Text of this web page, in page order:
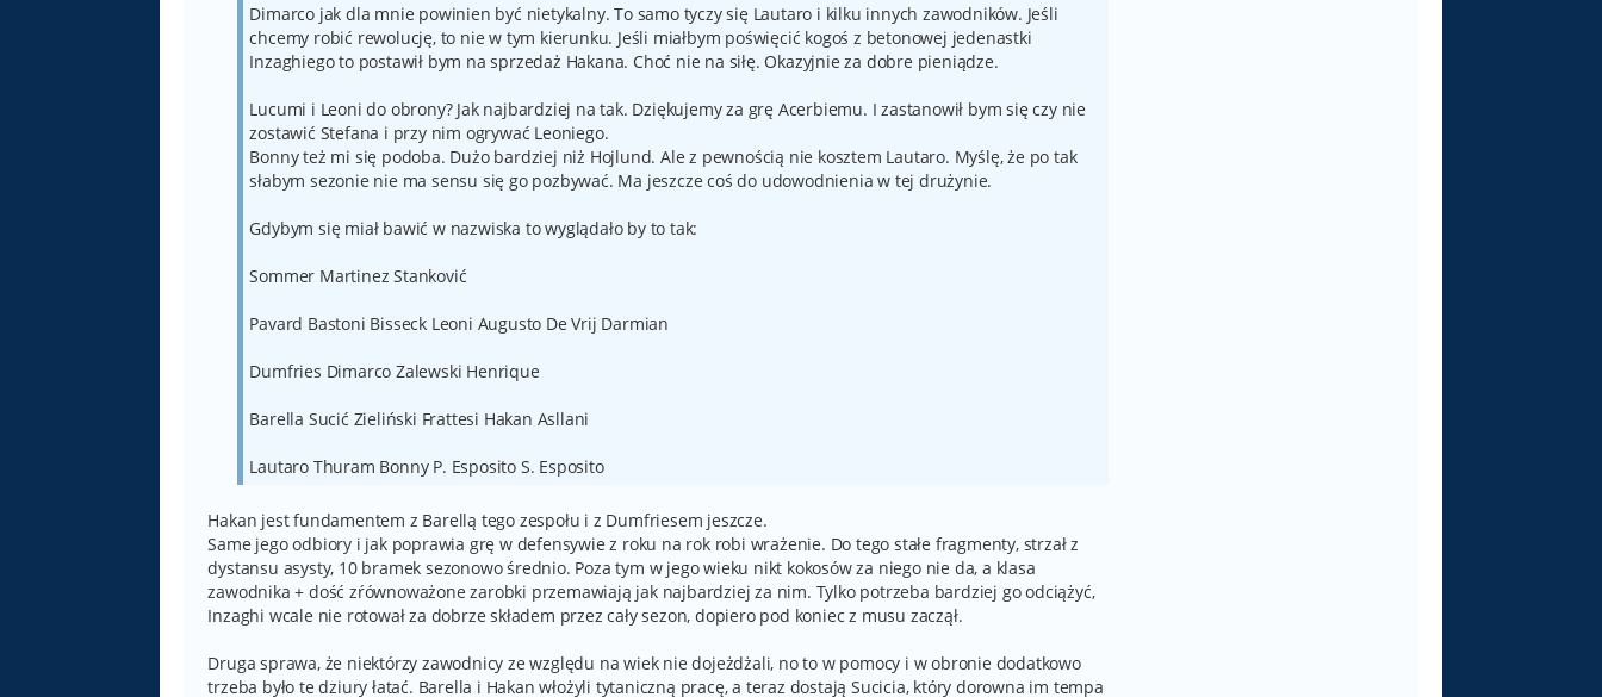
Dimarco jak dla mnie powinien być nietykalny. To samo tyczy się Lautaro i kilku innych zawodników. Jeśli
chcemy robić rewolucję, to nie w tym kierunku. Jeśli miałbym poświęcić kogoś z betonowej jedenastki
Inzaghiego to postawił bym na sprzedaż Hakana. Choć nie na siłę. Okazyjnie za dobre pieniądze.
Lucumi i Leoni do obrony? Jak najbardziej na tak. Dziękujemy za grę Acerbiemu. I zastanowił bym się czy nie
zostawić Stefana i przy nim ogrywać Leoniego.
Bonny też mi się podoba. Dużo bardziej niż Hojlund. Ale z pewnością nie kosztem Lautaro. Myślę, że po tak
słabym sezonie nie ma sensu się go pozbywać. Ma jeszcze coś do udowodnienia w tej drużynie.
Gdybym się miał bawić w nazwiska to wyglądało by to tak:
Sommer Martinez Stanković
Pavard Bastoni Bisseck Leoni Augusto De Vrij Darmian
Dumfries Dimarco Zalewski Henrique
Barella Sucić Zieliński Frattesi Hakan Asllani
Lautaro Thuram Bonny P. Esposito S. Esposito
Hakan jest fundamentem z Barellą tego zespołu i z Dumfriesem jeszcze.
Same jego odbiory i jak poprawia grę w defensywie z roku na rok robi wrażenie. Do tego stałe fragmenty, strzał z
dystansu asysty, 10 bramek sezonowo średnio. Poza tym w jego wieku nikt kokosów za niego nie da, a klasa
zawodnika + dość zŕównoważone zarobki przemawiają jak najbardziej za nim. Tylko potrzeba bardziej go odciążyć,
Inzaghi wcale nie rotował za dobrze składem przez cały sezon, dopiero pod koniec z musu zaczął.
Druga sprawa, że niektórzy zawodnicy ze względu na wiek nie dojeżdżali, no to w pomocy i w obronie dodatkowo
trzeba było te dziury łatać. Barella i Hakan włożyli tytaniczną pracę, a teraz dostają Sucicia, który dorowna im tempa